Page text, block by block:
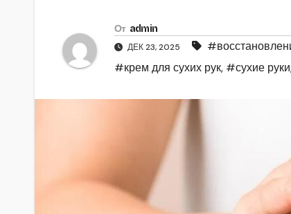
От admin
ДЕК 23, 2025
#крем для сухих рук, #сухие руки